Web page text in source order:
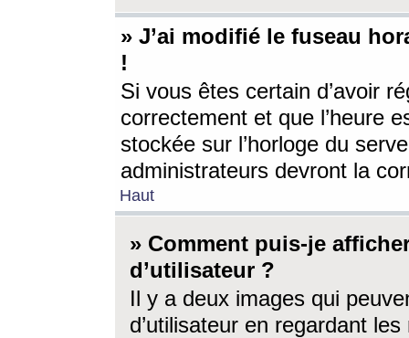
» J’ai modifié le fuseau
!
Si vous êtes certain d’avoir
correctement et que l’heure
stockée sur l’horloge du
administrateurs devront la
Haut
» Comment puis-je
d’utilisateur ?
Il y a deux images qui
d’utilisateur en regardant